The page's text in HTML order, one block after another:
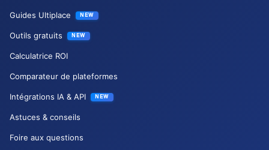
Guides Ultiplace NEW
Outils gratuits NEW
Calculatrice ROI
Comparateur de plateformes
Intégrations IA & API NEW
Astuces & conseils
Foire aux questions